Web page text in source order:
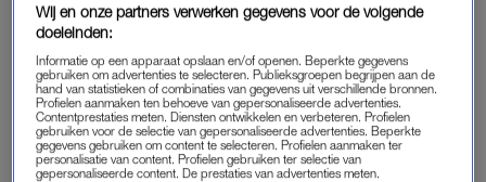
gezichtszonnebrand een zeer hoge bescherming biedt tegen
uv-stralen. Daarnaast bevat de formule Melasyl, een ingrediënt
waar L’Oréal Paris patent op heeft en dat helpt bij het
verminderen van hyperpigmentatie. Ook tipt hij de
crèmevariantvan deze zonnebrand.
Wij en onze partners verwerken gegevens voor de volgende
doeleinden:
Informatie op een apparaat opslaan en/of openen. Beperkte gegevens
gebruiken om advertenties te selecteren. Publieksgroepen begrijpen aan de
hand van statistieken of combinaties van gegevens uit verschillende bronnen.
Profielen aanmaken ten behoeve van gepersonaliseerde advertenties.
Contentprestaties meten. Diensten ontwikkelen en verbeteren. Profielen
gebruiken voor de selectie van gepersonaliseerde advertenties. Beperkte
gegevens gebruiken om content te selecteren. Profielen aanmaken ter
personalisatie van content. Profielen gebruiken ter selectie van
gepersonaliseerde content. De prestaties van advertenties meten.